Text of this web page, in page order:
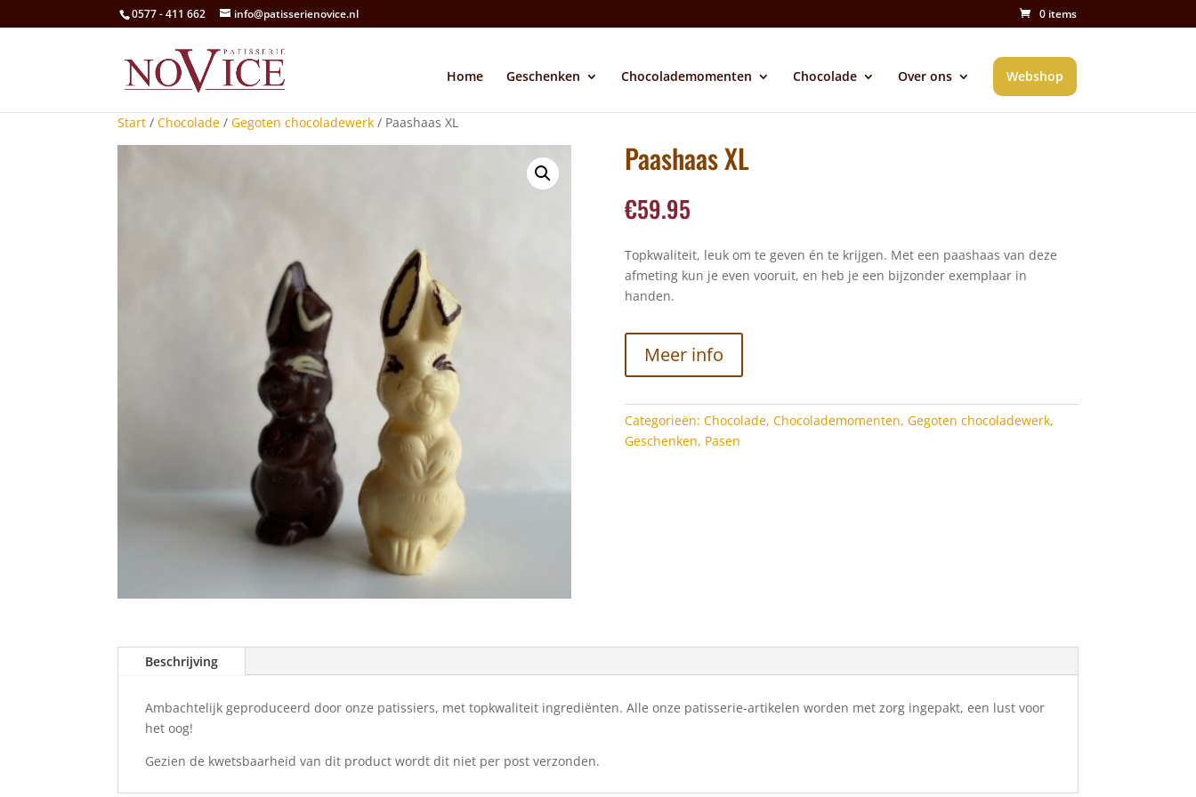
0577 - 411 662 info@patisserienovice.nl 0 items
Home Geschenken Chocolademomenten Chocolade Over ons Webshop
Start / Chocolade / Gegoten chocoladewerk / Paashaas XL
Paashaas XL
€59.95
Topkwaliteit, leuk om te geven én te krijgen. Met een paashaas van deze
afmeting kun je even vooruit, en heb je een bijzonder exemplaar in
handen.
Meer info
Categorieën: Chocolade, Chocolademomenten, Gegoten chocoladewerk,
Geschenken, Pasen
Beschrijving
Ambachtelijk geproduceerd door onze patissiers, met topkwaliteit ingrediënten. Alle onze patisserie-artikelen worden met zorg ingepakt, een lust voor
het oog!
Gezien de kwetsbaarheid van dit product wordt dit niet per post verzonden.